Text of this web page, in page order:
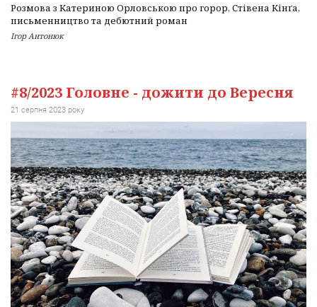
Розмова з Катериною Орловською про горор, Стівена Кінґа,
письменництво та дебютний роман
Ігор Антонюк
#8/2023 Головне - дожити до Вересня
21 серпня 2023 року